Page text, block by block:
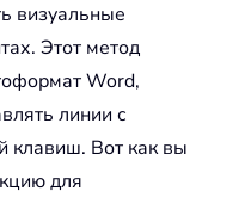
визуальные
Этот метод
Word,
линии с
клавиш. Вот как вы
для